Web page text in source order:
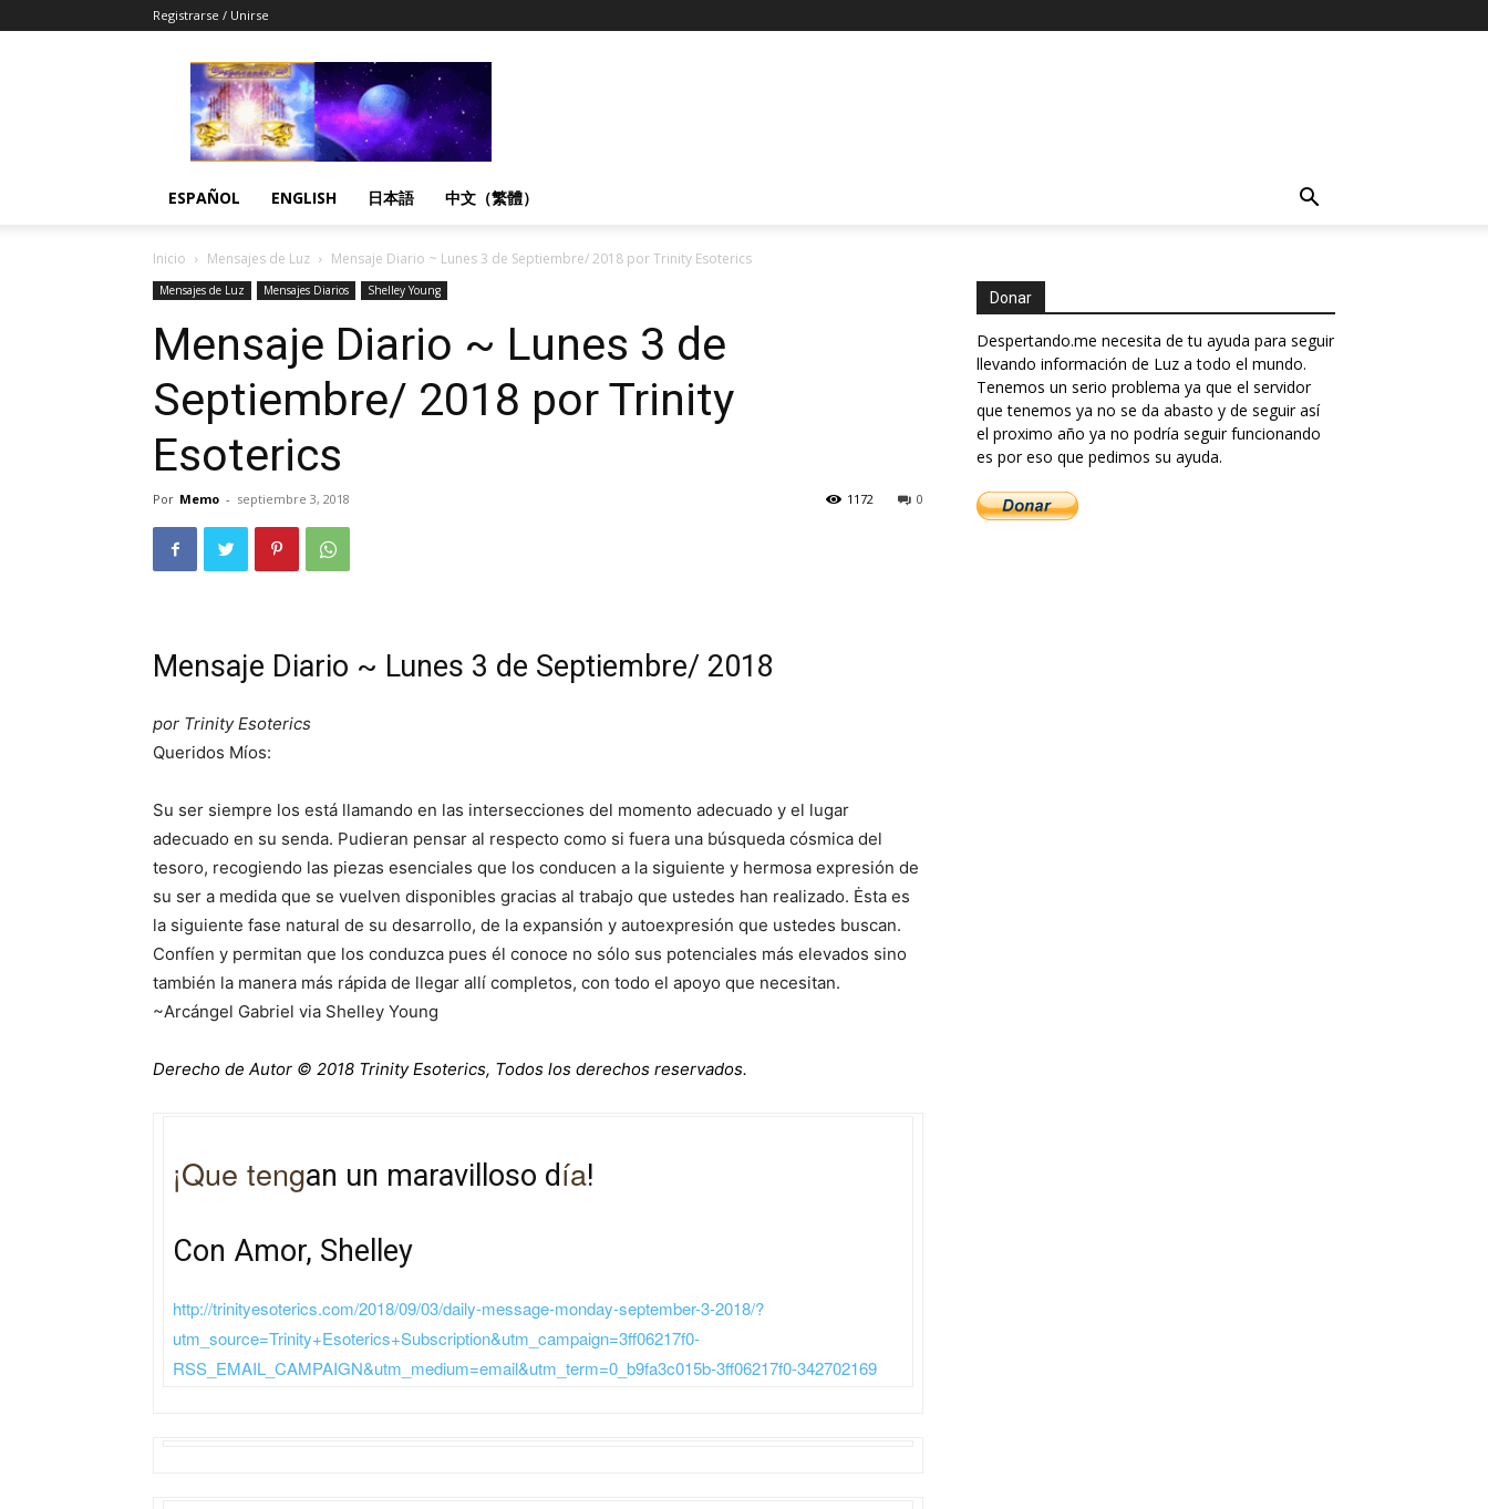
Registrarse / Unirse
Despertandome
Español
ESPAÑOL ENGLISH 日本語 中文（繁體）
Inicio Mensajes de Luz Mensaje Diario ~ Lunes 3 de Septiembre/ 2018 por Trinity Esoterics
Mensajes de Luz Mensajes Diarios Shelley Young
Mensaje Diario ~ Lunes 3 de
Septiembre/ 2018 por Trinity
Esoterics
Por Memo - septiembre 3, 2018 0
1172
Mensaje Diario ~ Lunes 3 de Septiembre/ 2018
por Trinity Esoterics
Queridos Míos:
Su ser siempre los está llamando en las intersecciones del momento adecuado y el lugar
adecuado en su senda. Pudieran pensar al respecto como si fuera una búsqueda cósmica del
tesoro, recogiendo las piezas esenciales que los conducen a la siguiente y hermosa expresión de
su ser a medida que se vuelven disponibles gracias al trabajo que ustedes han realizado. Ėsta es
la siguiente fase natural de su desarrollo, de la expansión y autoexpresión que ustedes buscan.
Confíen y permitan que los conduzca pues él conoce no sólo sus potenciales más elevados sino
también la manera más rápida de llegar allí completos, con todo el apoyo que necesitan.
~Arcángel Gabriel via Shelley Young
Derecho de Autor © 2018 Trinity Esoterics, Todos los derechos reservados.
¡Que tengan un maravilloso día!
Con Amor, Shelley
http://trinityesoterics.com/2018/09/03/daily-message-monday-september-3-2018/?
utm_source=Trinity+Esoterics+Subscription&utm_campaign=3ff06217f0-
RSS_EMAIL_CAMPAIGN&utm_medium=email&utm_term=0_b9fa3c015b-3ff06217f0-342702169
Donar
Despertando.me necesita de tu ayuda para seguir
llevando información de Luz a todo el mundo.
Tenemos un serio problema ya que el servidor
que tenemos ya no se da abasto y de seguir así
el proximo año ya no podría seguir funcionando
es por eso que pedimos su ayuda.